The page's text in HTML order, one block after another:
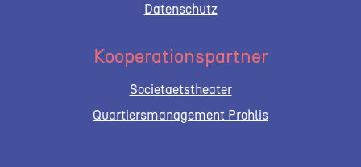
Datenschutz
Kooperationspartner
Societaetstheater
Quartiersmanagement Prohlis